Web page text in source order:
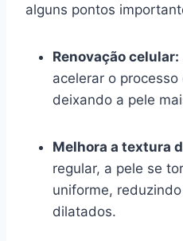
alguns pontos
Renovação celular:
acelerar o
deixando a pele
Melhora a textura
regular, a pele se
uniforme,
dilatados.